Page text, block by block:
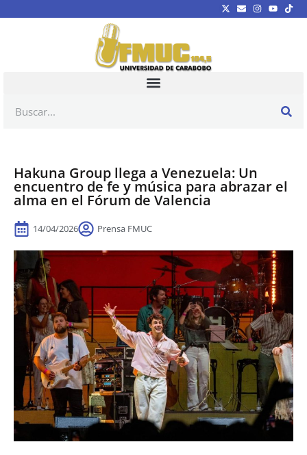
Hakuna Group llega a Venezuela: Un
encuentro de fe y música para abrazar el
alma en el Fórum de Valencia
14/04/2026 Prensa FMUC